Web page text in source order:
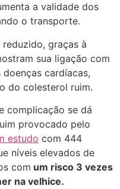
a validade dos
o transporte.
graças à
sua ligação com
cardíacas,
do colesterol ruim.
complicação se dá
provocado pelo
estudo com 444
níveis elevados de
com um risco 3 vezes
na velhice.